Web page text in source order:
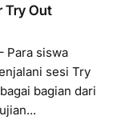
Try Out
Para siswa
sesi Try
bagian dari